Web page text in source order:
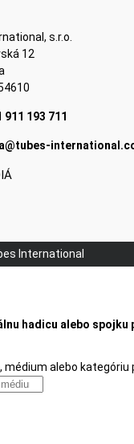
s.r.o.
12
911 193 711
International
hadicu alebo spojku
médium alebo kategóriu